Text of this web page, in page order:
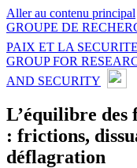
Aller au contenu principal
GROUPE DE
PAIX ET LA SECURITE
GROUP FOR
AND SECURITY
L’équilibre des
: frictions,
déflagration